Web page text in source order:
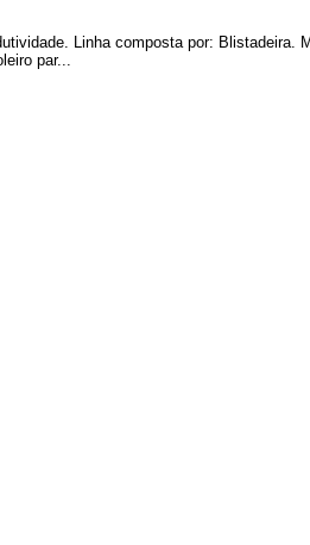
Linha composta por:
par...